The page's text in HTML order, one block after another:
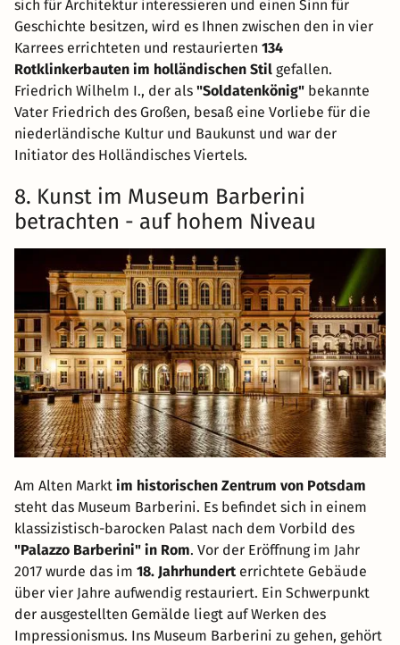
sich für Architektur interessieren und einen Sinn für
Geschichte besitzen, wird es Ihnen zwischen den in vier
Karrees errichteten und restaurierten 134
Rotklinkerbauten im holländischen Stil gefallen.
Friedrich Wilhelm I., der als "Soldatenkönig" bekannte
Vater Friedrich des Großen, besaß eine Vorliebe für die
niederländische Kultur und Baukunst und war der
Initiator des Holländisches Viertels.
8. Kunst im Museum Barberini
betrachten - auf hohem Niveau
Am Alten Markt im historischen Zentrum von Potsdam
steht das Museum Barberini. Es befindet sich in einem
klassizistisch-barocken Palast nach dem Vorbild des
"Palazzo Barberini" in Rom. Vor der Eröffnung im Jahr
2017 wurde das im 18. Jahrhunderterrichtete Gebäude
über vier Jahre aufwendig restauriert. Ein Schwerpunkt
der ausgestellten Gemälde liegt auf Werken des
Impressionismus. Ins Museum Barberini zu gehen, gehört